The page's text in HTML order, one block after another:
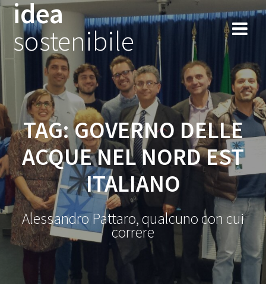
al
contenuto
idea
sostenibile
TAG:GOVERNO DELLE
ACQUE NEL NORD EST
ITALIANO
Alessandro Pattaro, qualcuno con cui
correre